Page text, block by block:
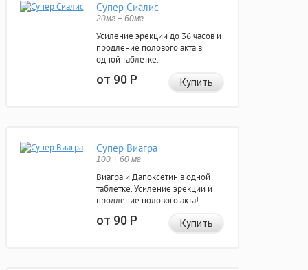
Супер Сиалис
20мг + 60мг
Усиление эрекции до 36 часов и
продление полового акта в
одной таблетке.
от 90Р Купить
Супер Виагра
100 + 60 мг
Виагра и Дапоксетин в одной
таблетке. Усиление эрекции и
продление полового акта!
от 90Р Купить